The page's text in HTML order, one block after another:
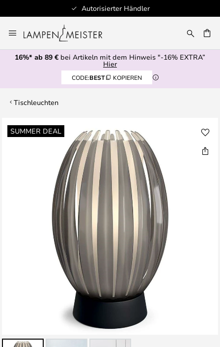
Autorisierter Händler
Inhalt
springen
16%* ab 89 € bei Artikeln mit dem Hinweis "-16% EXTRA”
Hier
CODE:BEST KOPIEREN
Tischleuchten
SUMMER DEAL
Zum
Ende